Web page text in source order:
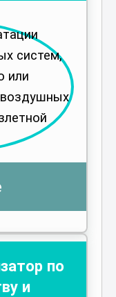
по
и